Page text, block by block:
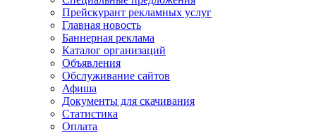
Прейскурант рекламных услуг
Главная новость
Баннерная реклама
Каталог организаций
Объявления
Обслуживание сайтов
Афиша
Документы для скачивания
Статистика
Оплата